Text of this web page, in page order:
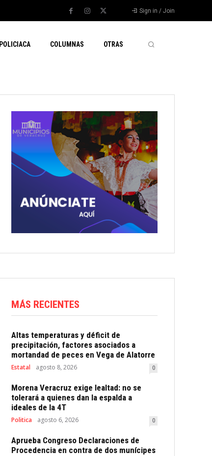
Sign in / Join
POLICIACA COLUMNAS OTRAS
MÁS RECIENTES
Altas temperaturas y déficit de
precipitación, factores asociados a
mortandad de peces en Vega de Alatorre
Estatal agosto 8, 2026 0
Morena Veracruz exige lealtad: no se
tolerará a quienes dan la espalda a
ideales de la 4T
Politica agosto 6, 2026 0
Aprueba Congreso Declaraciones de
Procedencia en contra de dos munícipes